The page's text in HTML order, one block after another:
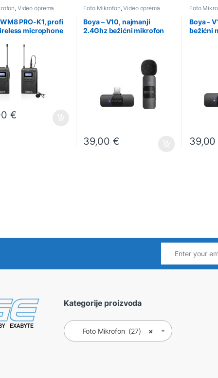
, Video oprema
PRO-K1, profi
microphone
€
Foto Mikrofon,Video oprema
Boya – V10, najmanji
2.4Ghz bežićni mikrofon
39,00 €
Foto
Boya –
bežićni
Kategorije proizvoda
×
Foto Mikrofon (27)